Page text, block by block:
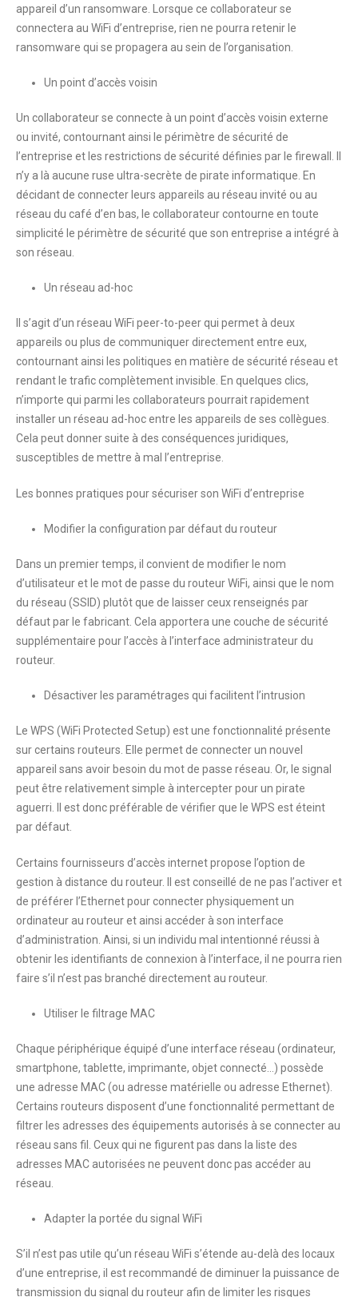
appareil d’un ransomware. Lorsque ce collaborateur se
connectera au WiFi d’entreprise, rien ne pourra retenir le
ransomware qui se propagera au sein de l’organisation.
Un point d’accès voisin
Un collaborateur se connecte à un point d’accès voisin externe
ou invité, contournant ainsi le périmètre de sécurité de
l’entreprise et les restrictions de sécurité définies par le firewall. Il
n’y a là aucune ruse ultra-secrète de pirate informatique. En
décidant de connecter leurs appareils au réseau invité ou au
réseau du café d’en bas, le collaborateur contourne en toute
simplicité le périmètre de sécurité que son entreprise a intégré à
son réseau.
Un réseau ad-hoc
Il s’agit d’un réseau WiFi peer-to-peer qui permet à deux
appareils ou plus de communiquer directement entre eux,
contournant ainsi les politiques en matière de sécurité réseau et
rendant le trafic complètement invisible. En quelques clics,
n’importe qui parmi les collaborateurs pourrait rapidement
installer un réseau ad-hoc entre les appareils de ses collègues.
Cela peut donner suite à des conséquences juridiques,
susceptibles de mettre à mal l’entreprise.
Les bonnes pratiques pour sécuriser son WiFi d’entreprise
Modifier la configuration par défaut du routeur
Dans un premier temps, il convient de modifier le nom
d’utilisateur et le mot de passe du routeur WiFi, ainsi que le nom
du réseau (SSID) plutôt que de laisser ceux renseignés par
défaut par le fabricant. Cela apportera une couche de sécurité
supplémentaire pour l’accès à l’interface administrateur du
routeur.
Désactiver les paramétrages qui facilitent l’intrusion
Le WPS (WiFi Protected Setup) est une fonctionnalité présente
sur certains routeurs. Elle permet de connecterun nouvel
appareil sans avoir besoin du mot de passe réseau. Or, le signal
peut être relativement simple à intercepter pour un pirate
aguerri. Il est donc préférable de vérifier que le WPS est éteint
par défaut.
Certains fournisseurs d’accès internet propose l’option de
gestion à distance du routeur. Il est conseillé de ne pas l’activer et
de préférer l’Ethernet pour connecter physiquement un
ordinateur au routeur et ainsi accéder à son interface
d’administration. Ainsi, si un individu mal intentionné réussi à
obtenir les identifiants de connexion à l’interface, il ne pourra rien
faire s’il n’est pas branché directement au routeur.
Utiliser le filtrage MAC
Chaque périphérique équipé d’une interface réseau (ordinateur,
smartphone, tablette, imprimante, objet connecté…) possède
une adresse MAC (ou adresse matérielle ou adresse Ethernet).
Certains routeurs disposent d’une fonctionnalité permettant de
filtrer les adresses des équipements autorisés à se connecter au
réseau sans fil. Ceux qui ne figurent pas dans la liste des
adresses MAC autorisées ne peuvent donc pas accéder au
réseau.
Adapter la portée du signal WiFi
S’il n’est pas utile qu’un réseau WiFi s’étende au-delà des locaux
d’une entreprise, il est recommandé de diminuer la puissance de
transmission du signal du routeur afin de limiter les risques